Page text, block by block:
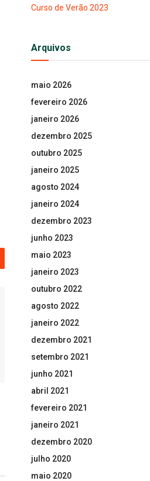
Curso de Verão 2023
Arquivos
maio 2026
fevereiro 2026
janeiro 2026
dezembro 2025
outubro 2025
janeiro 2025
agosto 2024
janeiro 2024
dezembro 2023
junho 2023
maio 2023
janeiro 2023
outubro 2022
agosto 2022
janeiro 2022
dezembro 2021
setembro 2021
junho 2021
abril 2021
fevereiro 2021
janeiro 2021
dezembro 2020
julho 2020
maio 2020